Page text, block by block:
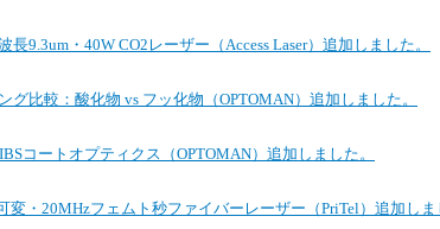
長9.3um・40W CO2レーザー（Access Laser）追加しました。
グ比較：酸化物 vs フッ化物（OPTOMAN）追加しました。
コートオプティクス（OPTOMAN）追加しました。
変・20MHzフェムト秒ファイバーレーザー（PriTel）追加しま